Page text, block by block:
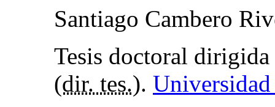
Santiago Cambero
Tesis doctoral
(dir. tes.).